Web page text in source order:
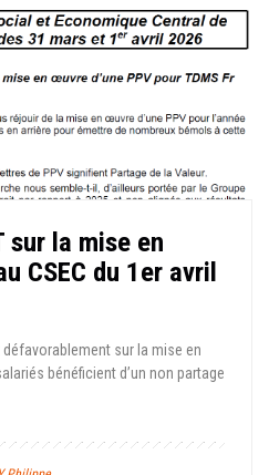
sur la mise en
CSEC du 1er avril
défavorablement sur la mise en
bénéficient d’un non partage